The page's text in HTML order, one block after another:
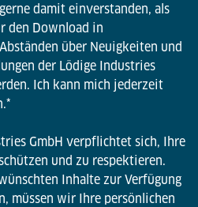
damit einverstanden, als
den Download in
über Neuigkeiten und
der Lödige Industries
Ich kann mich jederzeit
*
GmbH verpflichtet sich, Ihre
und zu respektieren.
Inhalte zur Verfügung
müssen wir Ihre persönlichen